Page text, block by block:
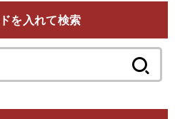
入れて検索
索: